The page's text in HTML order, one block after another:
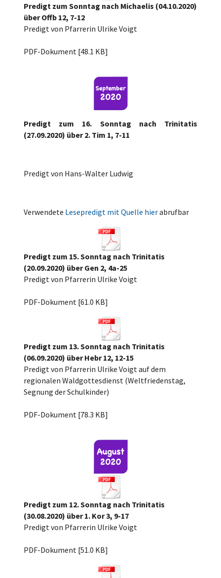
Predigt zum Sonntag nach Michaelis (04.10.2020)
über Offb 12, 7-12
Predigt von Pfarrerin Ulrike Voigt
PDF-Dokument [48.1 KB]
Predigt zum 16. Sonntag nach Trinitatis
(27.09.2020) über 2. Tim 1, 7-11
Predigt von Hans-Walter Ludwig
Verwendete Lesepredigt mit Quelle hierabrufbar
Predigt zum 15. Sonntag nach Trinitatis
(20.09.2020) über Gen 2, 4a-25
Predigt von Pfarrerin Ulrike Voigt
PDF-Dokument [61.0 KB]
Predigt zum 13. Sonntag nach Trinitatis
(06.09.2020) über Hebr 12, 12-15
Predigt von Pfarrerin Ulrike Voigt auf dem
regionalen Waldgottesdienst (Weltfriedenstag,
Segnung der Schulkinder)
PDF-Dokument [78.3 KB]
Predigt zum 12. Sonntag nach Trinitatis
(30.08.2020) über 1. Kor 3, 9-17
Predigt von Pfarrerin Ulrike Voigt
PDF-Dokument [51.0 KB]